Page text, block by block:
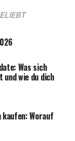
Was sich
wie du dich
Worauf